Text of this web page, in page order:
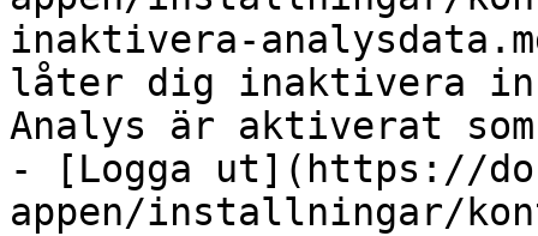
inaktivera-
låter dig inaktivera
Analys är aktiverat
- [Logga ut](https://
appen/installningar/